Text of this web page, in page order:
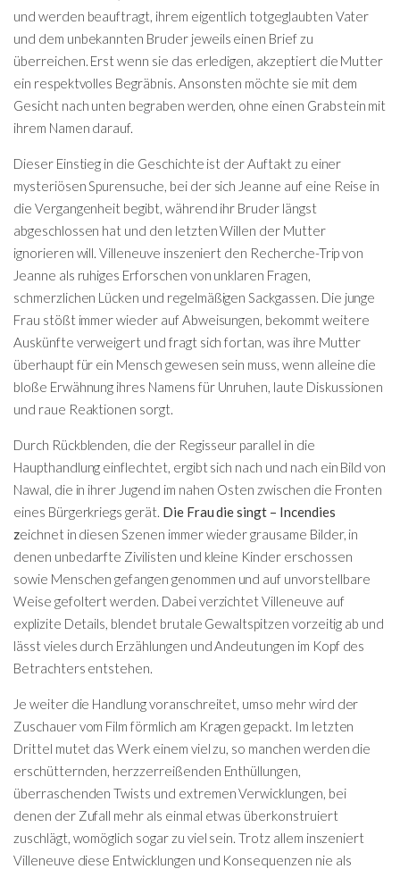
und werden beauftragt, ihrem eigentlich totgeglaubten Vater
und dem unbekannten Bruder jeweils einen Brief zu
überreichen. Erst wenn sie das erledigen, akzeptiert die Mutter
ein respektvolles Begräbnis. Ansonsten möchte sie mit dem
Gesicht nach unten begraben werden, ohne einen Grabstein mit
ihrem Namen darauf.
Dieser Einstieg in die Geschichte ist der Auftakt zu einer
mysteriösen Spurensuche, bei der sich Jeanne auf eine Reise in
die Vergangenheit begibt, während ihr Bruder längst
abgeschlossen hat und den letzten Willen der Mutter
ignorieren will. Villeneuve inszeniert den Recherche-Trip von
Jeanne als ruhiges Erforschen von unklaren Fragen,
schmerzlichen Lücken und regelmäßigen Sackgassen. Die junge
Frau stößt immer wieder auf Abweisungen, bekommt weitere
Auskünfte verweigert und fragt sich fortan, was ihre Mutter
überhaupt für ein Mensch gewesen sein muss, wenn alleine die
bloße Erwähnung ihres Namens für Unruhen, laute Diskussionen
und raue Reaktionen sorgt.
Durch Rückblenden, die der Regisseur parallel in die
Haupthandlung einflechtet, ergibt sich nach und nach ein Bild von
Nawal, die in ihrer Jugend im nahen Osten zwischen die Fronten
eines Bürgerkriegs gerät. Die Frau die singt – Incendies
zeichnet in diesen Szenen immer wieder grausame Bilder, in
denen unbedarfte Zivilisten und kleine Kinder erschossen
sowie Menschen gefangen genommen und auf unvorstellbare
Weise gefoltert werden. Dabei verzichtet Villeneuve auf
explizite Details, blendet brutale Gewaltspitzen vorzeitig ab und
lässt vieles durch Erzählungen und Andeutungen im Kopf des
Betrachters entstehen.
Je weiter die Handlung voranschreitet, umso mehr wird der
Zuschauer vom Film förmlich am Kragen gepackt. Im letzten
Drittel mutet das Werk einem viel zu, so manchen werden die
erschütternden, herzzerreißenden Enthüllungen,
überraschenden Twists und extremen Verwicklungen, bei
denen der Zufall mehr als einmal etwas überkonstruiert
zuschlägt, womöglich sogar zu viel sein. Trotz allem inszeniert
Villeneuve diese Entwicklungen und Konsequenzen nie als